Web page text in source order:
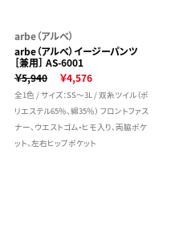
arbe（アルベ）
arbe（アルベ）イージーパンツ
［兼用］ AS-6001
￥5,940
￥4,576
全1色 / サイズ：SS～3L / 双糸ツイル（ポ
リエステル65％、綿35％） フロントファス
ナー、ウエストゴム・ヒモ入り、両脇ポケ
ット、左右ヒップポケット